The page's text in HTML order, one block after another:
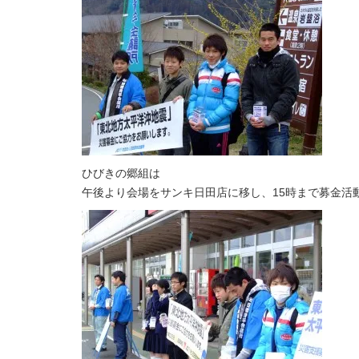
ひびきの郷組は
午後より会場をサンキ日田店に移し、15時まで募金活